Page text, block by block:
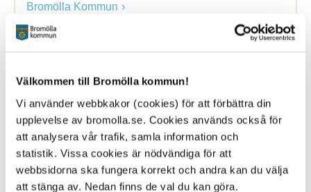
Välkommen till Bromölla kommun!
Vi använder webbkakor (cookies) för att förbättra din
upplevelse av bromolla.se. Cookies används också för
att analysera vår trafik, samla information och
statistik. Vissa cookies är nödvändiga för att
webbsidorna ska fungera korrekt och andra kan du välja
att stänga av. Nedan finns de val du kan göra.
Bromölla Kommun
krisen eller kriget kommer”
10 January 2025
Nyhet
säkerhetspolitiska verklighet. Innehållet har
uppdaterats med tydligare och mer aktuella